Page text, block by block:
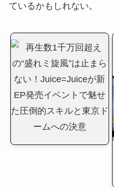
ているかもしれない。